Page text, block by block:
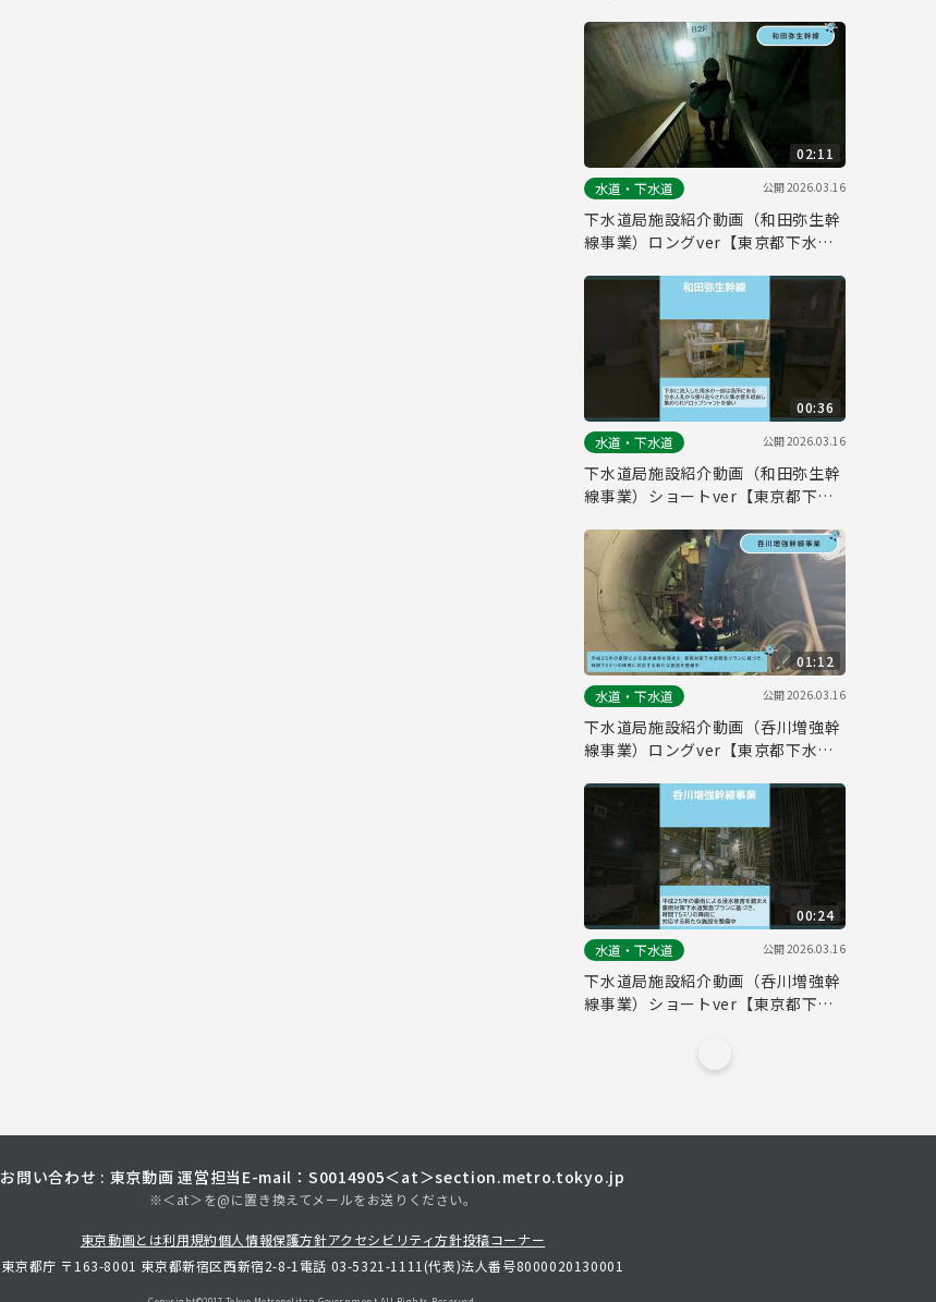
02:11
水道・下水道
公開2026.03.16
下水道局施設紹介動画（和田弥生幹
線事業）ロングver【東京都下水道
00:36
水道・下水道
公開2026.03.16
下水道局施設紹介動画（和田弥生幹
線事業）ショートver【東京都下水
01:12
水道・下水道
公開2026.03.16
下水道局施設紹介動画（呑川増強幹
線事業）ロングver【東京都下水道
00:24
水道・下水道
公開2026.03.16
下水道局施設紹介動画（呑川増強幹
線事業）ショートver【東京都下水
お問い合わせ : 東京動画 運営担当 E-mail：S0014905＜at＞section.metro.tokyo.jp
※＜at＞を@に置き換えてメールをお送りください。
東京動画とは利用規約個人情報保護方針アクセシビリティ方針投稿コーナー
東京都庁 〒163-8001 東京都新宿区西新宿2-8-1 電話 03-5321-1111(代表)法人番号8000020130001